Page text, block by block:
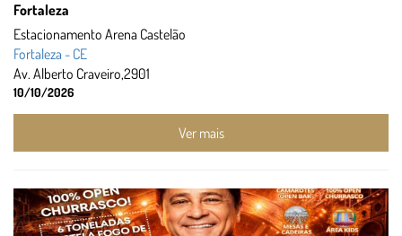
Fortaleza
Estacionamento Arena Castelão
Fortaleza - CE
Av. Alberto Craveiro,2901
10/10/2026
Ver mais